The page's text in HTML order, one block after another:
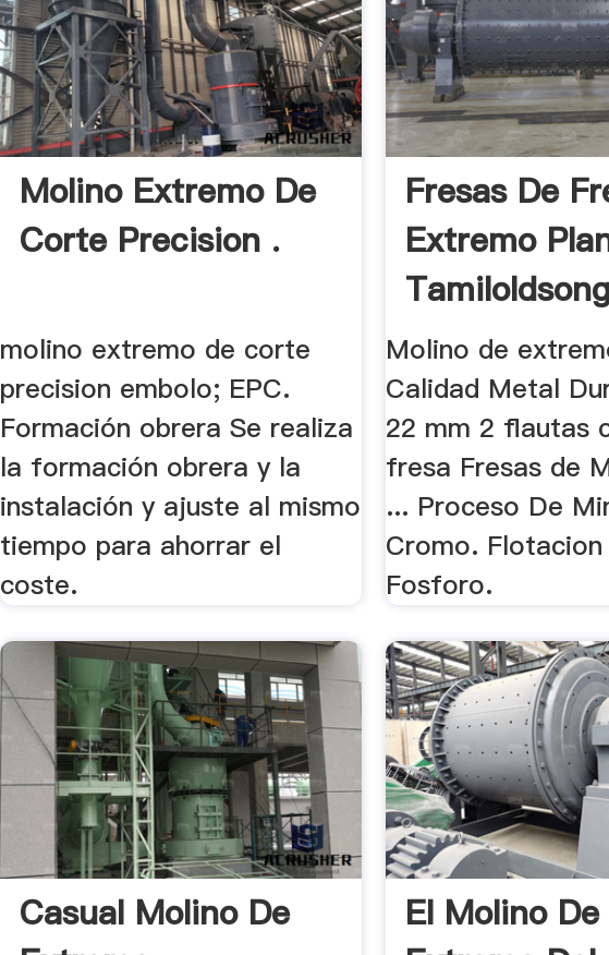
Molino Extremo De
Corte Precision .
molino extremo de corte
precision embolo; EPC.
Formación obrera Se realiza
la formación obrera y la
instalación y ajuste al mismo
tiempo para ahorrar el
coste.
Fresas De
Extremo
Molino de
Calidad Metal
22 mm 2 flautas
fresa Fresas de
... Proceso De
Cromo. Flotacion
Fosforo.
Casual Molino De
El Molino De